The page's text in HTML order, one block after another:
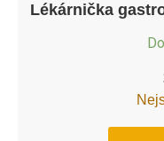
Lékárnička